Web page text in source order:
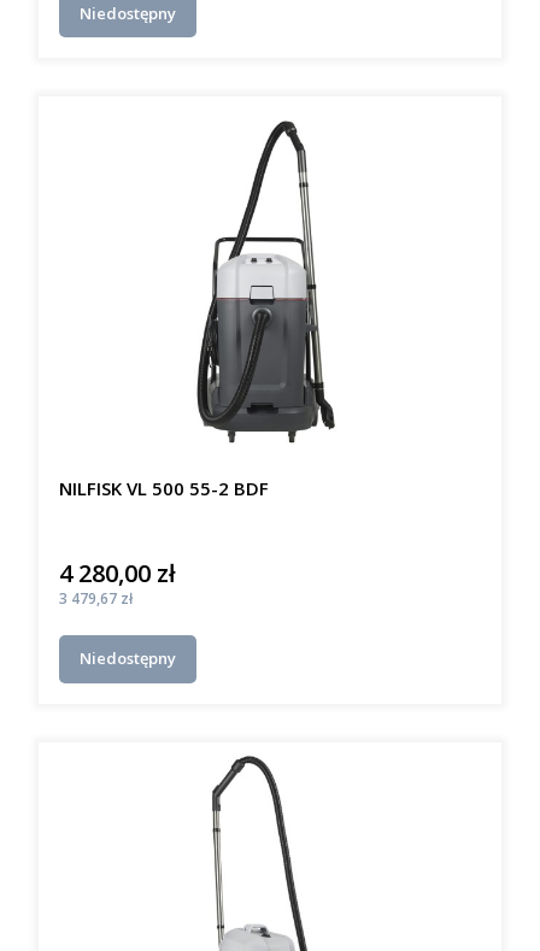
Niedostępny
NILFISK VL 500 55-2 BDF
Cena
4 280,00 zł
Cena
3 479,67 zł
Niedostępny